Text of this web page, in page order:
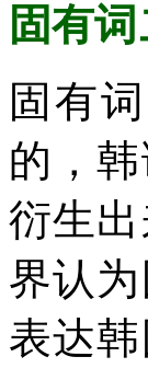
固有
固有
的，
衍生
界认
表达